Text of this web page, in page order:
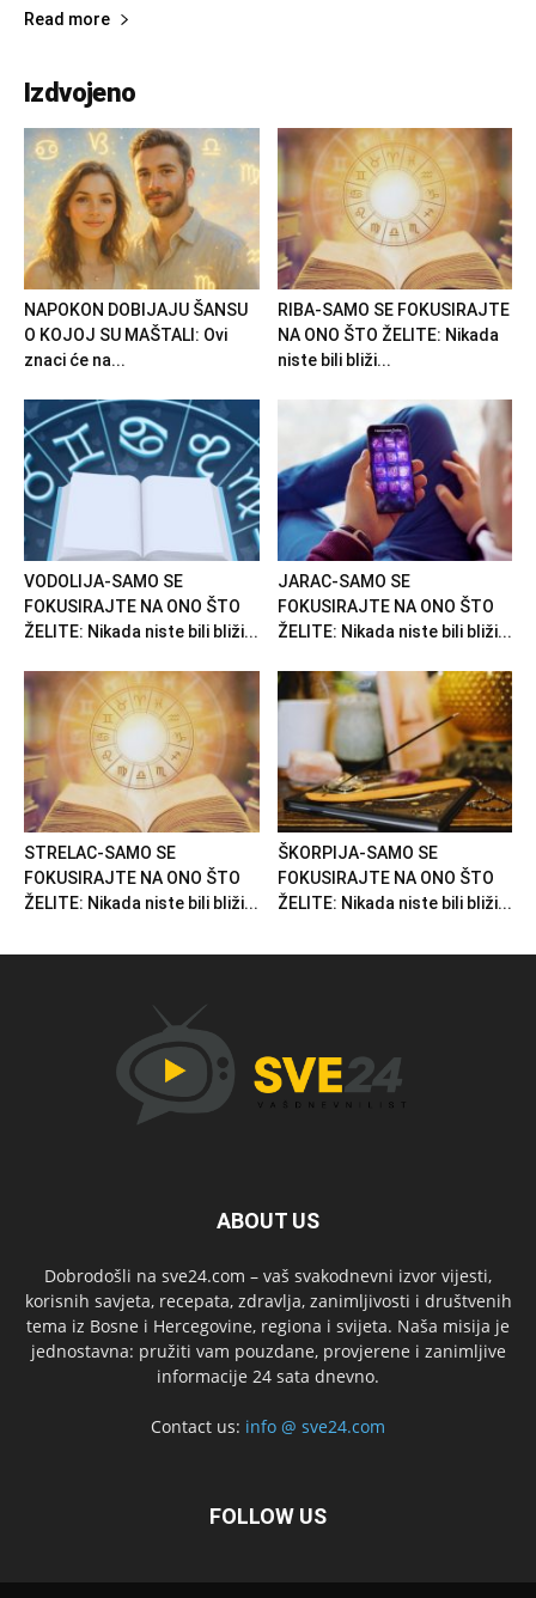
Read more
Izdvojeno
NAPOKON DOBIJAJU ŠANSU
O KOJOJ SU MAŠTALI: Ovi
znaci će na...
RIBA-SAMO SE FOKUSIRAJTE
NA ONO ŠTO ŽELITE: Nikada
niste bili bliži...
VODOLIJA-SAMO SE
FOKUSIRAJTE NA ONO ŠTO
ŽELITE: Nikada niste bili bliži...
JARAC-SAMO SE
FOKUSIRAJTE NA ONO ŠTO
ŽELITE: Nikada niste bili bliži...
STRELAC-SAMO SE
FOKUSIRAJTE NA ONO ŠTO
ŽELITE: Nikada niste bili bliži...
ŠKORPIJA-SAMO SE
FOKUSIRAJTE NA ONO ŠTO
ŽELITE: Nikada niste bili bliži...
ABOUT US
Dobrodošli na sve24.com – vaš svakodnevni izvor vijesti,
korisnih savjeta, recepata, zdravlja, zanimljivosti i društvenih
tema iz Bosne i Hercegovine, regiona i svijeta. Naša misija je
jednostavna: pružiti vam pouzdane, provjerene i zanimljive
informacije 24 sata dnevno.
Contact us: info @ sve24.com
FOLLOW US